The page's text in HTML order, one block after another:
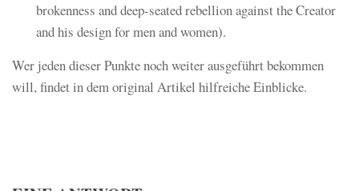
brokenness and deep-seated rebellion against the Creator
and his design for men and women).
Wer jeden dieser Punkte noch weiter ausgeführt bekommen
will, findet in dem original Artikel hilfreiche Einblicke.